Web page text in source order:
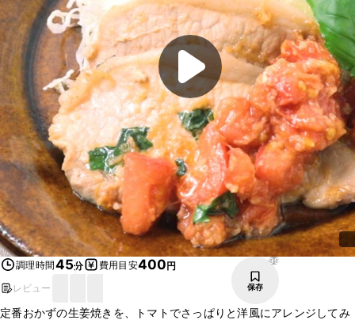
調理時間45分 費用目安400円
レビュー
99
保存
定番おかずの生姜焼きを、トマトでさっぱりと洋風にアレンジしてみ